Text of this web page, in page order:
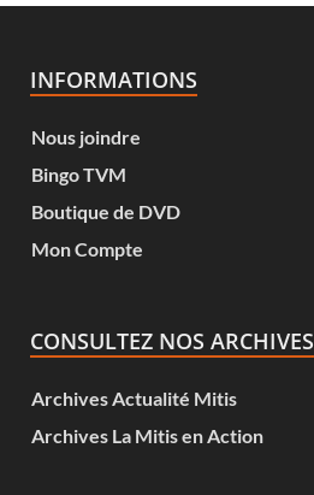
INFORMATIONS
Nous joindre
Bingo TVM
Boutique de DVD
Mon Compte
CONSULTEZ NOS ARCHIVES
Archives Actualité Mitis
Archives La Mitis en Action